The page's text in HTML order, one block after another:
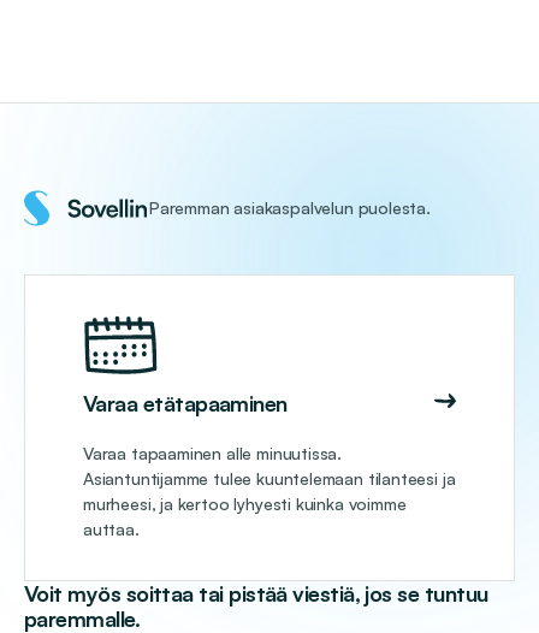
Paremman asiakaspalvelun puolesta.
Varaa etätapaaminen
Varaa tapaaminen alle minuutissa.
Asiantuntijamme tulee kuuntelemaan tilanteesi ja
murheesi, ja kertoo lyhyesti kuinka voimme
auttaa.
Voit myös soittaa tai pistää viestiä, jos se tuntuu
paremmalle.